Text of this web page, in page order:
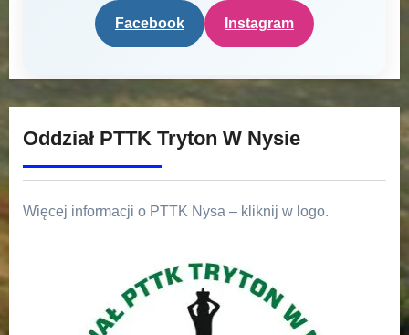
Facebook Instagram
Oddział PTTK Tryton W Nysie
Więcej informacji o PTTK Nysa – kliknij w logo.